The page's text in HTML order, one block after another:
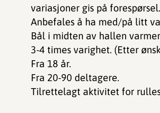
variasjoner gis på forespørsel.
Anbefales å ha med/på litt
Bål i midten av hallen
3-4 times varighet. (Etter
Fra 18 år.
Fra 20-90 deltagere.
Tilrettelagt aktivitet for